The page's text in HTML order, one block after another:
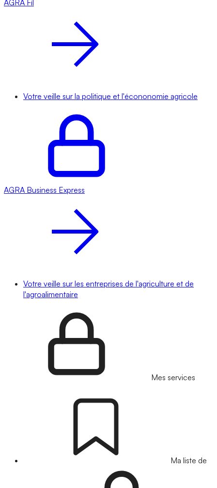
AGRA Fil
Votre veille sur la politique et l'écononomie agricole
AGRA Business Express
Votre veille sur les entreprises de l'agriculture et de
l'agroalimentaire
Mes services
Ma liste de